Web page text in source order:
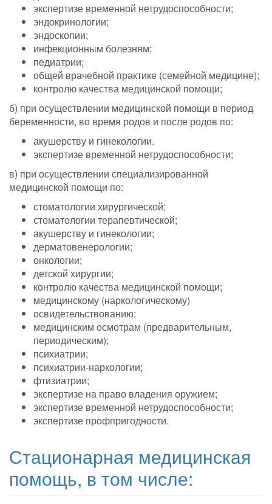
экспертизе временной нетрудоспособности;
эндокринологии;
эндоскопии;
инфекционным болезням;
педиатрии;
общей врачебной практике (семейной медицине);
контролю качества медицинской помощи;
б) при осуществлении медицинской помощи в период
беременности, во время родов и после родов по:
акушерству и гинекологии.
экспертизе временной нетрудоспособности;
в) при осуществлении специализированной
медицинской помощи по:
стоматологии хирургической;
стоматологии терапевтической;
акушерству и гинекологии;
дерматовенерологии;
онкологии;
детской хирургии;
контролю качества медицинской помощи;
медицинскому (наркологическому)
освидетельствованию;
медицинским осмотрам (предварительным,
периодическим);
психиатрии;
психиатрии-наркологии;
фтизиатрии;
экспертизе на право владения оружием;
экспертизе временной нетрудоспособности;
экспертизе профпригодности.
Стационарная медицинская
помощь, в том числе: